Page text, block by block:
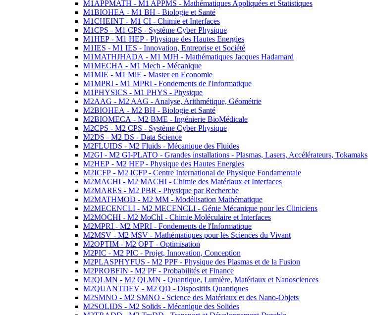
M1APPMATH - M1 APPMS - Mathématiques Appliquées et Statistiques
M1BIOHEA - M1 BH - Biologie et Santé
M1CHEINT - M1 CI - Chimie et Interfaces
M1CPS - M1 CPS - Système Cyber Physique
M1HEP - M1 HEP - Physique des Hautes Energies
M1IES - M1 IES - Innovation, Entreprise et Société
M1MATHJHADA - M1 MJH - Mathématiques Jacques Hadamard
M1MECHA - M1 Mech - Mécanique
M1MIE - M1 MiE - Master en Economie
M1MPRI - M1 MPRI - Fondements de l'Informatique
M1PHYSICS - M1 PHYS - Physique
M2AAG - M2 AAG - Analyse, Arithmétique, Géométrie
M2BIOHEA - M2 BH - Biologie et Santé
M2BIOMECA - M2 BME - Ingénierie BioMédicale
M2CPS - M2 CPS - Système Cyber Physique
M2DS - M2 DS - Data Science
M2FLUIDS - M2 Fluids - Mécanique des Fluides
M2GI - M2 GI-PLATO - Grandes installations - Plasmas, Lasers, Accélérateurs, Tokamaks
M2HEP - M2 HEP - Physique des Hautes Energies
M2ICFP - M2 ICFP - Centre International de Physique Fondamentale
M2MACHI - M2 MACHI - Chimie des Matériaux et Interfaces
M2MARES - M2 PBR - Physique par Recherche
M2MATHMOD - M2 MM - Modélisation Mathématique
M2MECENCLI - M2 MECENCLI - Génie Mécanique pour les Cliniciens
M2MOCHI - M2 MoChI - Chimie Moléculaire et Interfaces
M2MPRI - M2 MPRI - Fondements de l'Informatique
M2MSV - M2 MSV - Mathématiques pour les Sciences du Vivant
M2OPTIM - M2 OPT - Optimisation
M2PIC - M2 PIC - Projet, Innovation, Conception
M2PLASPHYFUS - M2 PPF - Physique des Plasmas et de la Fusion
M2PROBFIN - M2 PF - Probabilités et Finance
M2QLMN - M2 QLMN - Quantique, Lumière, Matériaux et Nanosciences
M2QUANTDEV - M2 QD - Dispositifs Quantiques
M2SMNO - M2 SMNO - Science des Matériaux et des Nano-Objets
M2SOLIDS - M2 Solids - Mécanique des Solides